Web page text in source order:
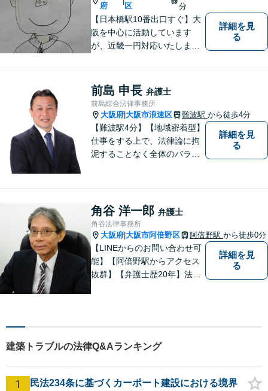
府 区 分
【日本橋駅10番出口すぐ】大
阪を中心に活動しています
が、近畿一円対応いたしま
婚・相続といった身の回りの
トラブルから、刑事・詐欺、
公害・行政事件まであらゆる
問題のご相談を承ります。小
さな悩み事でもお気軽にお問
合わせください。
詳細を見
る
前島 申長 弁護士
前島綜合法律事務所
大阪府 大阪市浪速区 難波駅 から徒歩4分
【難波駅4分】【地域密着型】
仕事をする上で、法律論に拘
泥することなく全体のバラン
クライアントの話を丁寧に聞
き、意思疎通を測った上で最
適な解決策を提示します。
詳細を見
る
角谷 洋一郎 弁護士
角谷法律事務所
大阪府 大阪市阿倍野区 阿倍野駅 から徒歩0分
【LINEからのお問い合わせ可
能】【阿倍野駅からアクセス
抜群】【弁護士歴20年】法テ
トップ対応が強み！交通事故
／遺産分割／離婚／債務整理
／その他
詳細を見
る
建築トラブルの法律Q&Aランキング
1
民法234条に基づくカーポート建設における境界